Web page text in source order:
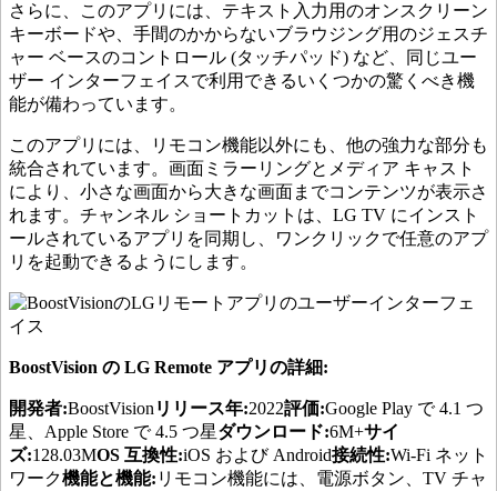
さらに、このアプリには、テキスト入力用のオンスクリーン
キーボードや、手間のかからないブラウジング用のジェスチ
ャー ベースのコントロール (タッチパッド) など、同じユー
ザー インターフェイスで利用できるいくつかの驚くべき機
能が備わっています。
このアプリには、リモコン機能以外にも、他の強力な部分も
統合されています。画面ミラーリングとメディア キャスト
により、小さな画面から大きな画面までコンテンツが表示さ
れます。チャンネル ショートカットは、LG TV にインスト
ールされているアプリを同期し、ワンクリックで任意のアプ
リを起動できるようにします。
BoostVision の LG Remote アプリの詳細:
開発者:BoostVision リリース年:2022評価:Google Play で 4.1 つ
星、Apple Store で 4.5 つ星ダウンロード:6M+サイ
ズ:128.03MOS 互換性:iOS および Android接続性:Wi-Fi ネット
ワーク機能と機能: リモコン機能には、電源ボタン、TV チャ